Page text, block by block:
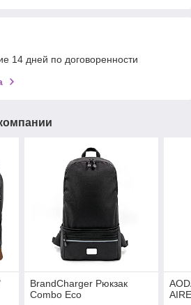
14 дней по договоренности
BrandCharger Рюкзак
Combo Eco